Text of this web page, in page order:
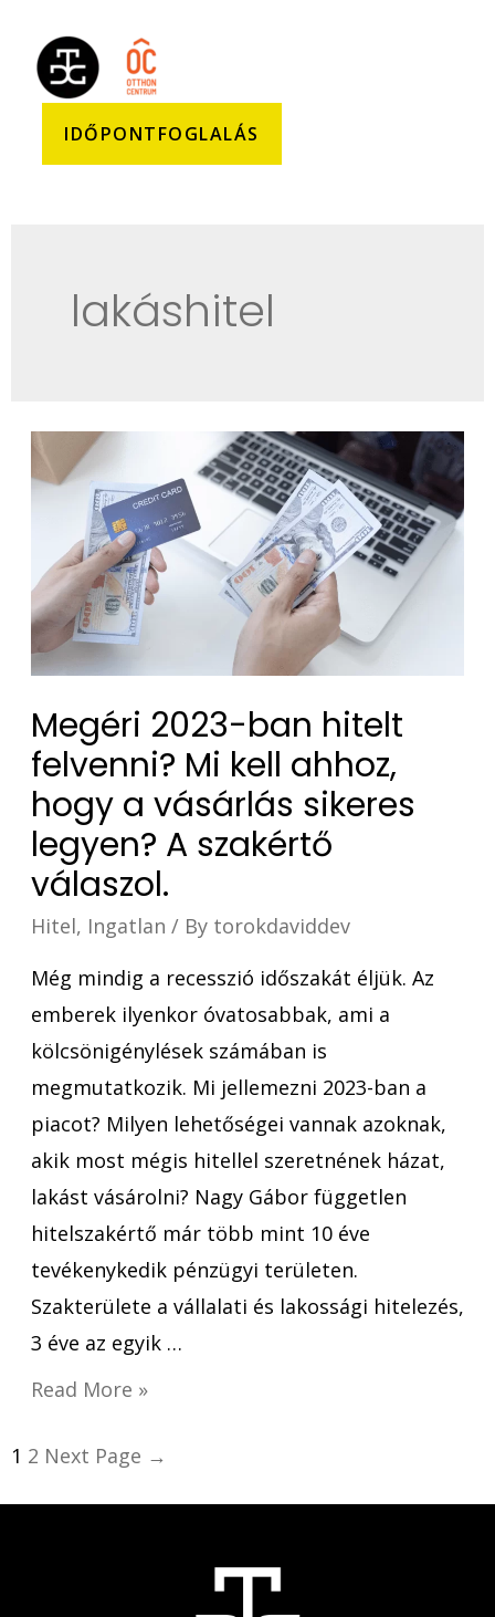
IDŐPONTFOGLALÁS
lakáshitel
Megéri 2023-ban hitelt
felvenni? Mi kell ahhoz,
hogy a vásárlás sikeres
legyen? A szakértő
válaszol.
Hitel, Ingatlan / By torokdaviddev
Még mindig a recesszió időszakát éljük. Az
emberek ilyenkor óvatosabbak, ami a
kölcsönigénylések számában is
megmutatkozik. Mi jellemezni 2023-ban a
piacot? Milyen lehetőségei vannak azoknak,
akik most mégis hitellel szeretnének házat,
lakást vásárolni? Nagy Gábor független
hitelszakértő már több mint 10 éve
tevékenykedik pénzügyi területen.
Szakterülete a vállalati és lakossági hitelezés,
3 éve az egyik …
Read More »
1 2 Next Page →